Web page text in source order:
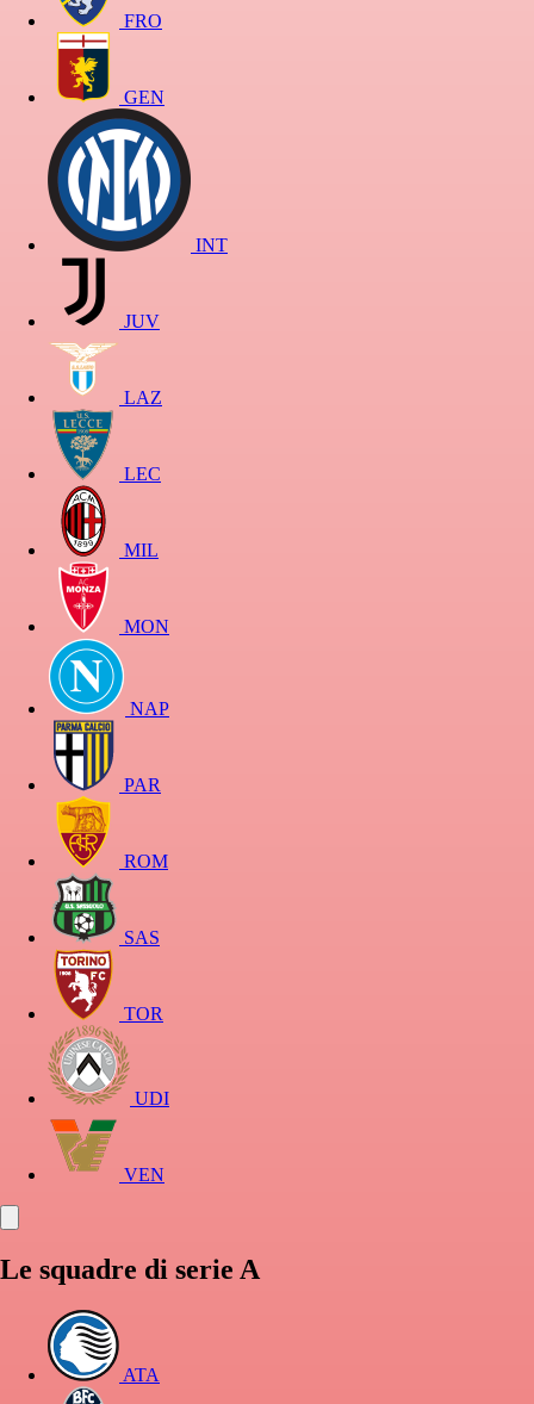
FRO
GEN
INT
JUV
LAZ
LEC
MIL
MON
NAP
PAR
ROM
SAS
TOR
UDI
VEN
Le squadre di serie A
ATA